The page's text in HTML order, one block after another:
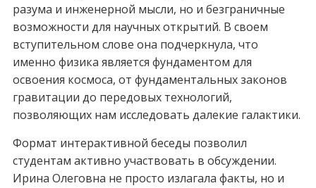
разума и инженерной мысли, но и безграничные
возможности для научных открытий. В своем
вступительном слове она подчеркнула, что
именно физика является фундаментом для
освоения космоса, от фундаментальных законов
гравитации до передовых технологий,
позволяющих нам исследовать далекие галактики.
Формат интерактивной беседы позволил
студентам активно участвовать в обсуждении.
Ирина Олеговна не просто излагала факты, но и